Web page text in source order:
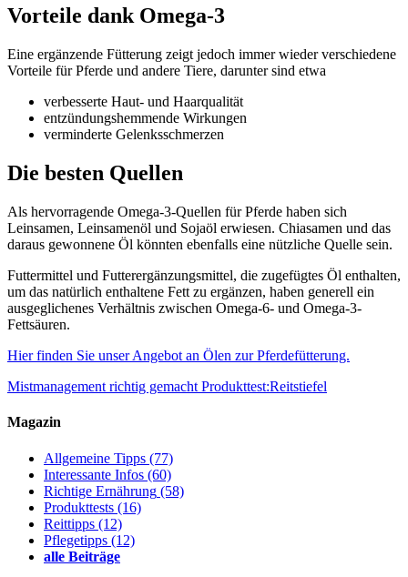
Vorteile dank Omega-3
Eine ergänzende Fütterung zeigt jedoch immer wieder verschiedene
Vorteile für Pferde und andere Tiere, darunter sind etwa
verbesserte Haut- und Haarqualität
entzündungshemmende Wirkungen
verminderte Gelenksschmerzen
Die besten Quellen
Als hervorragende Omega-3-Quellen für Pferde haben sich
Leinsamen, Leinsamenöl und Sojaöl erwiesen. Chiasamen und das
daraus gewonnene Öl könnten ebenfalls eine nützliche Quelle sein.
Futtermittel und Futterergänzungsmittel, die zugefügtes Öl enthalten,
um das natürlich enthaltene Fett zu ergänzen, haben generell ein
ausgeglichenes Verhältnis zwischen Omega-6- und Omega-3-
Fettsäuren.
Hier finden Sie unser Angebot an Ölen zur Pferdefütterung.
Mistmanagement richtig gemacht Produkttest:Reitstiefel
Magazin
Allgemeine Tipps (77)
Interessante Infos (60)
Richtige Ernährung (58)
Produkttests (16)
Reittipps (12)
Pflegetipps (12)
alle Beiträge